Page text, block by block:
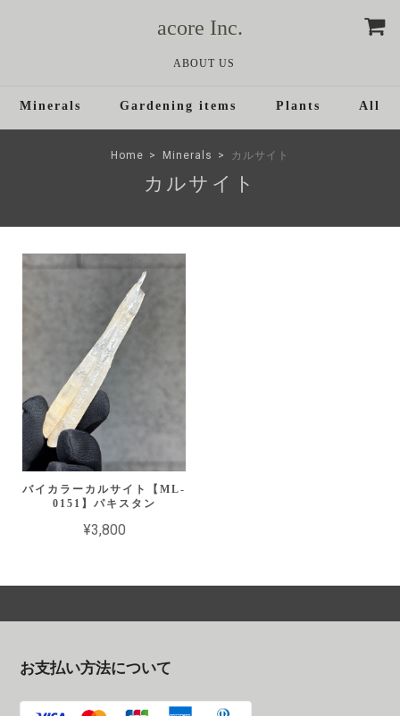
acore Inc.
ABOUT US
Minerals Gardening items Plants All
Home Minerals カルサイト
カルサイト
バイカラーカルサイト【ML-
0151】パキスタン
¥3,800
お支払い方法について